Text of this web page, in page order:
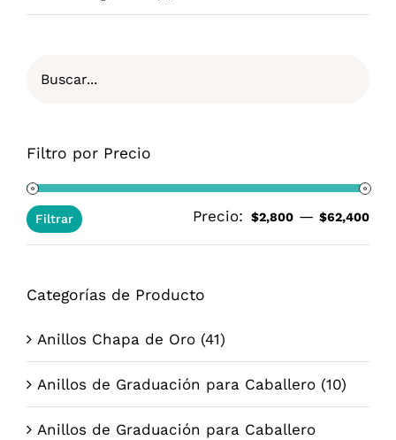
Filtro por Precio
Filtrar Precio: $2,800 —$62,400
Categorías de Producto
Anillos Chapa de Oro (41)
Anillos de Graduación para Caballero (10)
Anillos de Graduación para Caballero